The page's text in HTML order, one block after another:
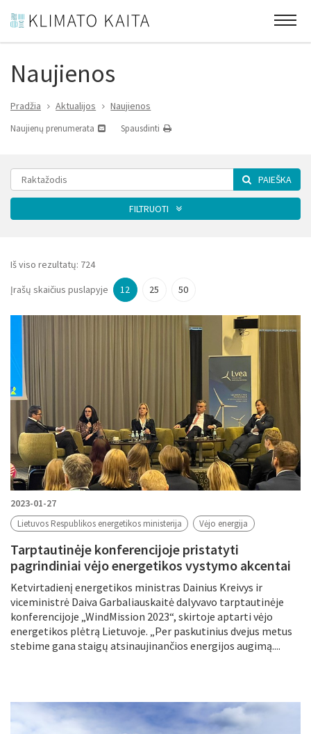
Naujienos
Pradžia Aktualijos Naujienos
Naujienų prenumerata Spausdinti
PAIEŠKA
FILTRUOTI
Kategorija
Filtruoti pagal
Tikslinė grupė
Periodas
Tema
Iš viso rezultatų: 724
Įrašų skaičius puslapyje
12 25 50
2023-01-27
Lietuvos Respublikos energetikos ministerija Vėjo energija
Tarptautinėje konferencijoje pristatyti
pagrindiniai vėjo energetikos vystymo akcentai
Ketvirtadienį energetikos ministras Dainius Kreivys ir
viceministrė Daiva Garbaliauskaitė dalyvavo tarptautinėje
konferencijoje „WindMission 2023“, skirtoje aptarti vėjo
energetikos plėtrą Lietuvoje. „Per paskutinius dvejus metus
stebime gana staigų atsinaujinančios energijos augimą....